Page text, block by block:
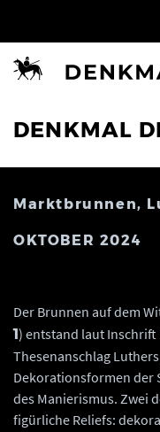
DENKMAL
Marktbrunnen,
OKTOBER 2024
Der Brunnen auf dem
1 ) entstand laut
Thesenanschlag
Dekorationsformen der
des Manierismus. Zwei
figürliche Reliefs: